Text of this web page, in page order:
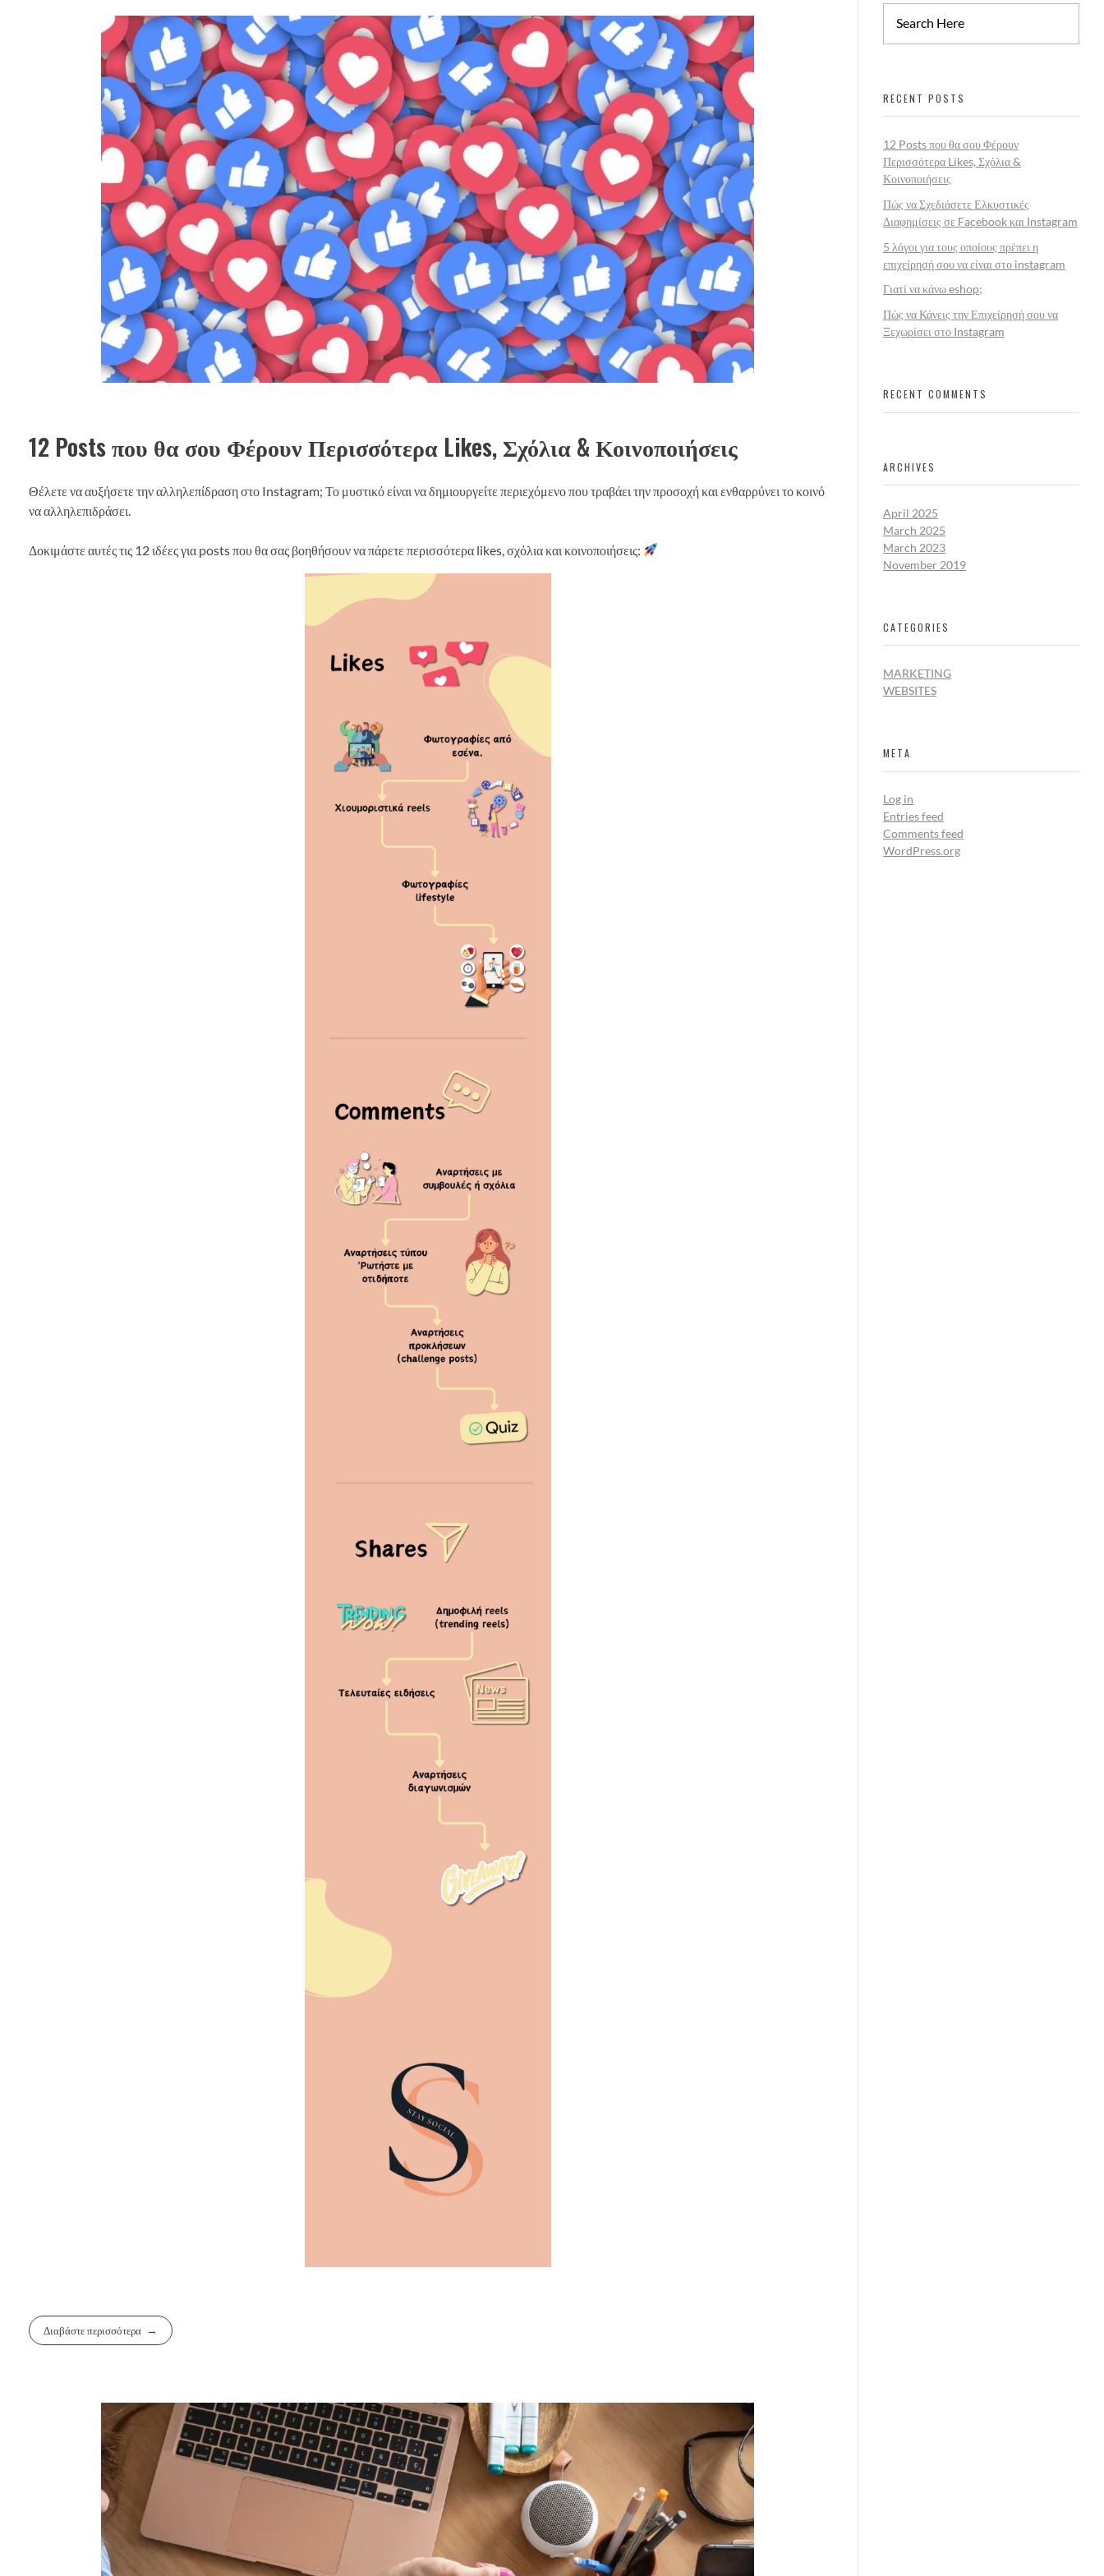
12 Posts που θα σου Φέρουν Περισσότερα Likes, Σχόλια & Κοινοποιήσεις
Θέλετε να αυξήσετε την αλληλεπίδραση στο Instagram; Το μυστικό είναι να δημιουργείτε περιεχόμενο που τραβάει την προσοχή και ενθαρρύνει το κοινό
να αλληλεπιδράσει.
Δοκιμάστε αυτές τις 12 ιδέες για posts που θα σας βοηθήσουν να πάρετε περισσότερα likes, σχόλια και κοινοποιήσεις:
Διαβάστε περισσότερα
RECENT POSTS
12 Posts που θα σου Φέρουν
Περισσότερα Likes, Σχόλια &
Κοινοποιήσεις
Πώς να Σχεδιάσετε Ελκυστικές
Διαφημίσεις σε Facebook και Instagram
5 λόγοι για τους οποίους πρέπει η
επιχείρησή σου να είναι στο instagram
Γιατί να κάνω eshop;
Πώς να Κάνεις την Επιχείρησή σου να
Ξεχωρίσει στο Instagram
RECENT COMMENTS
ARCHIVES
April 2025
March 2025
March 2023
November 2019
CATEGORIES
MARKETING
WEBSITES
META
Log in
Entries feed
Comments feed
WordPress.org